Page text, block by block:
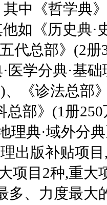
中《哲学典
如《历史典·
五代总部》(2
医学分典·基
、《诊法总部
总部》(1册
理典·域外分
版补贴项目
项目2种,重大
多、力度最大